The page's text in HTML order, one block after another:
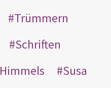
Trümmern
Schriften
Himmels
Susa